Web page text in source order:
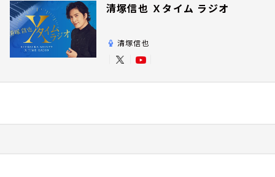
清塚信也 Ｘタイム ラジオ
清塚信也